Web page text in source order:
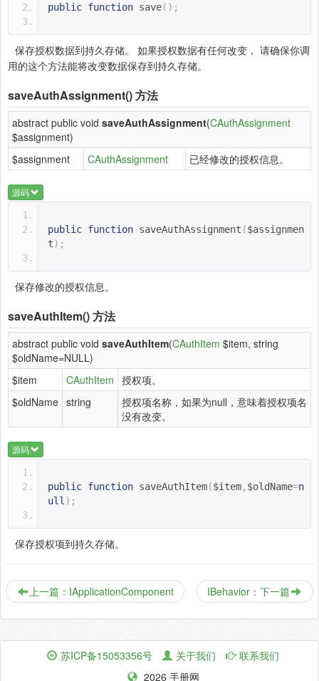
public function save();
保存授权数据到持久存储。 如果授权数据有任何改变， 请确保你调
用的这个方法能将改变数据保存到持久存储。
saveAuthAssignment()方法
abstract public void saveAuthAssignment(CAuthAssignment
$assignment)
$assignment
CAuthAssignment 已经修改的授权信息。
源码
public function saveAuthAssignment ($assignmen
t);
保存修改的授权信息。
saveAuthItem()方法
abstract public void saveAuthItem(CAuthItem $item, string
$oldName=NULL)
$item
CAuthItem 授权项。
$oldName string
授权项名称，如果为null，意味着授权项名
没有改变。
源码
public function saveAuthItem($item, $oldName=n
ull);
保存授权项到持久存储。
上一篇：IApplicationComponent IBehavior：下一篇
苏ICP备15053356号 关于我们
联系我们
2026 手册网